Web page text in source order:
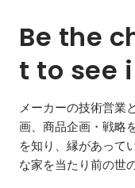
Be the
t to see
メーカーの技術営業
画、商品企画・戦略
を知り、縁があって
な家を当たり前の世